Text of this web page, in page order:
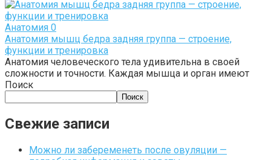
Анатомия 0
Анатомия мышц бедра задняя группа — строение,
функции и тренировка
Анатомия человеческого тела удивительна в своей
сложности и точности. Каждая мышца и орган имеют
Поиск
Поиск
Свежие записи
Можно ли забеременеть после овуляции —